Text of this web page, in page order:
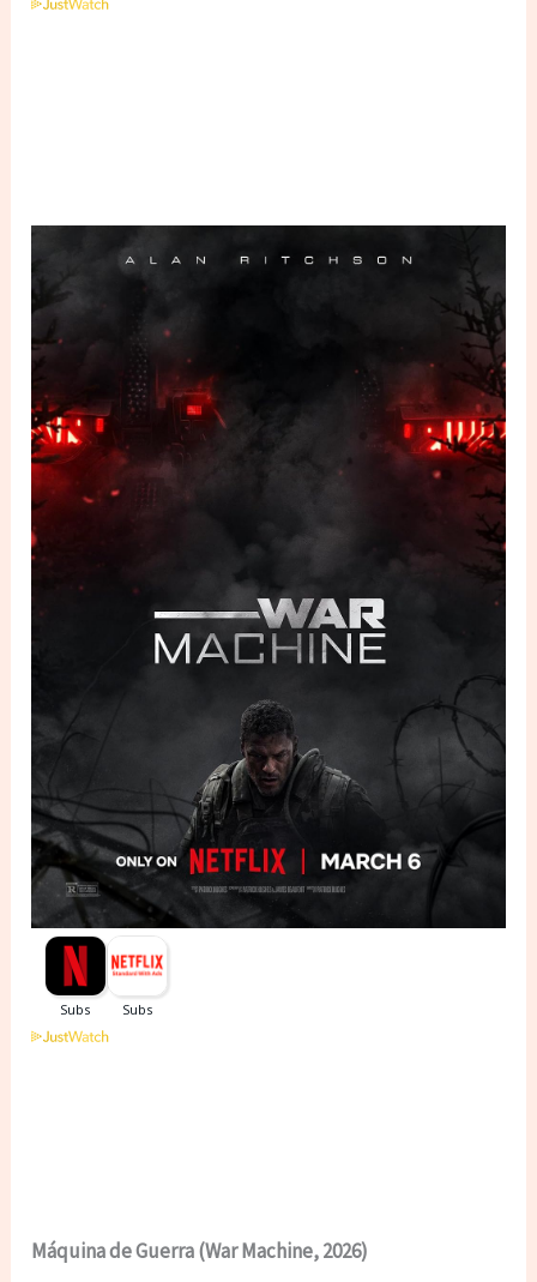
Máquina de Guerra (War Machine, 2026)